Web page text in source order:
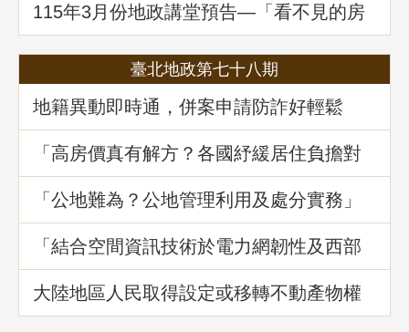
115年3⽉份地政講堂預告—「看不見的房
屋大盜：揭開不動產詐騙的五大陰謀」
臺北地政第七十八期
地籍異動即時通，併案申請防詐好輕鬆
「高房價真有解方？各國紓緩居住負擔對
策與臺灣房市前景展望」地政講堂回顧
「公地難為？公地管理利用及處分實務」
地政講堂回顧
「結合空間資訊技術於電力網韌性及西部
海域離岸風力發電選址風險分析」地政講
堂回顧
大陸地區人民取得設定或移轉不動產物權
之許可及管理